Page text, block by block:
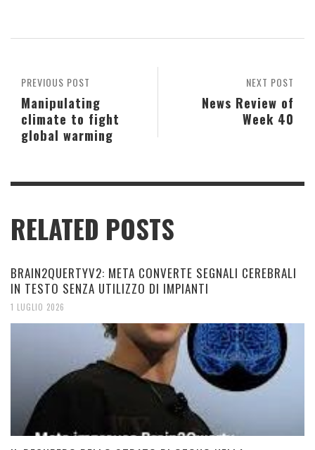
NEXT POST
News Review of
Week 40
PREVIOUS POST
Manipulating
climate to fight
global warming
RELATED POSTS
BRAIN2QUERTYV2: META CONVERTE SEGNALI CEREBRALI
IN TESTO SENZA UTILIZZO DI IMPIANTI
1 LUGLIO 2026